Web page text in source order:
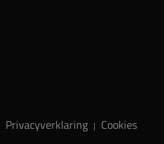
Privacyverklaring | Cookies